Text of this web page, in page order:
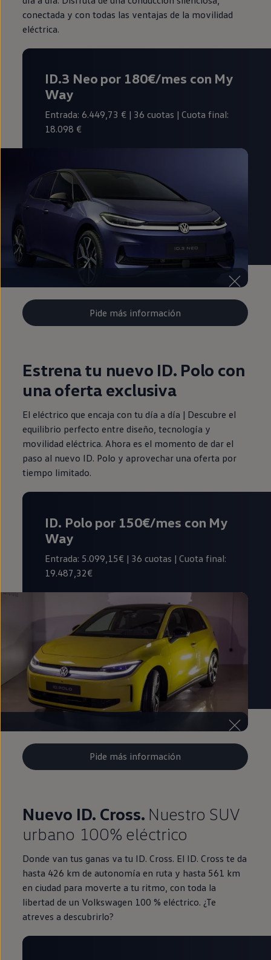
conectada y con todas las ventajas de la movilidad
eléctrica.
Pide más información
ID.3 Neo por 180€/mes con My
Way
Entrada: 6.449,73 € | 36 cuotas | Cuota final:
18.098 €
Estrena tu nuevo ID. Polo con
una oferta exclusiva
El eléctrico que encaja con tu día a día | Descubre el
equilibrio perfecto entre diseño, tecnología y
movilidad eléctrica. Ahora es el momento de dar el
paso al nuevo ID. Polo y aprovechar una oferta por
tiempo limitado.
Pide más información
ID. Polo por 150€/mes con My
Way
Entrada: 5.099,15€ | 36 cuotas | Cuota final:
19.487,32€
Nuevo ID. Cross. Nuestro SUV
urbano 100% eléctrico
Donde van tus ganas va tu ID. Cross. El ID. Cross te da
hasta 426 km de autonomía en ruta y hasta 561 km
en ciudad para moverte a tu ritmo, con toda la
libertad de un Volkswagen 100 % eléctrico. ¿Te
atreves a descubrirlo?